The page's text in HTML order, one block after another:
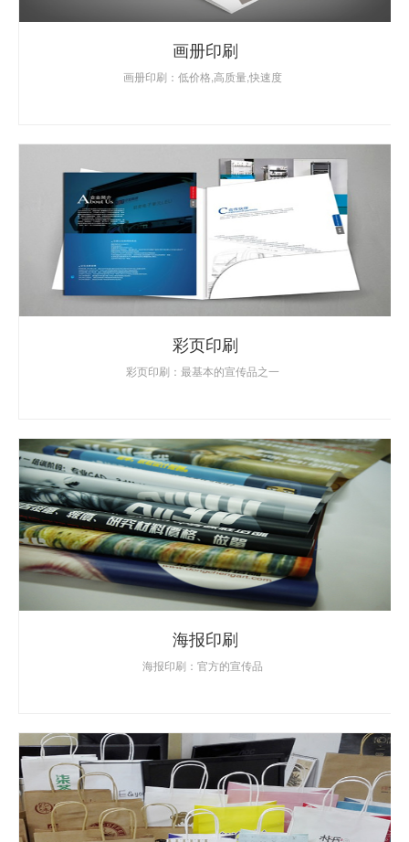
画册印刷
画册印刷：低价格,高质量,快速度
彩页印刷
彩页印刷：最基本的宣传品之一
海报印刷
海报印刷：官方的宣传品